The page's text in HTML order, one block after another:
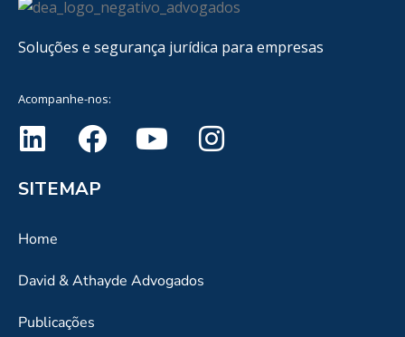
Soluções e segurança jurídica para empresas
Acompanhe-nos:
SITEMAP
Home
David & Athayde Advogados
Publicações